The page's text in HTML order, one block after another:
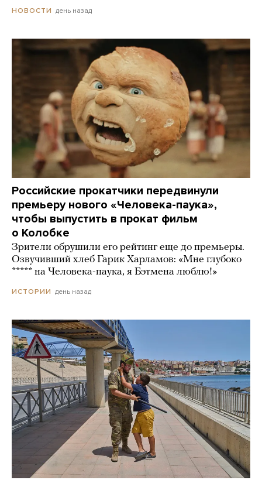
НОВОСТИ день назад
Российские прокатчики передвинули
премьеру нового «Человека-паука»,
чтобы выпустить в прокат фильм
о Колобке
Зрители обрушили его рейтинг еще до премьеры.
Озвучивший хлеб Гарик Харламов: «Мне глубоко
***** на Человека-паука, я Бэтмена люблю!»
ИСТОРИИ день назад